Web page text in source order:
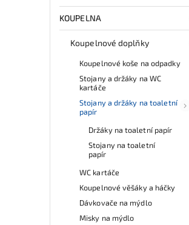
KOUPELNA
Koupelnové doplňky
Koupelnové koše na odpadky
Stojany a držáky na WC
kartáče
Stojany a držáky na toaletní
papír
Držáky na toaletní papír
Stojany na toaletní
papír
WC kartáče
Koupelnové věšáky a háčky
Dávkovače na mýdlo
Misky na mýdlo